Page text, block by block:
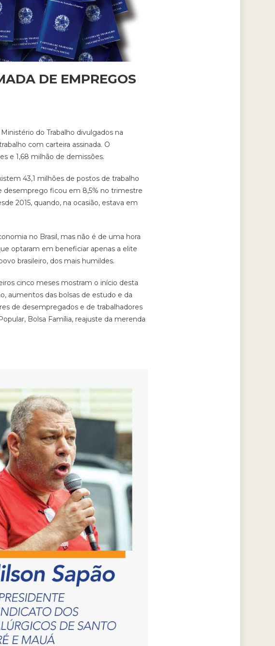
DE EMPREGOS
do Trabalho divulgados na
com carteira assinada. O
e 1,68 milhão de demissões.
43,1 milhões de postos de trabalho
desemprego ficou em 8,5% no trimestre
2015, quando, na ocasião, estava em
no Brasil, mas não é de uma hora
optaram em beneficiar apenas a elite
brasileiro, dos mais humildes.
cinco meses mostram o início desta
aumentos das bolsas de estudo e da
de desempregados e de trabalhadores
Bolsa Família, reajuste da merenda